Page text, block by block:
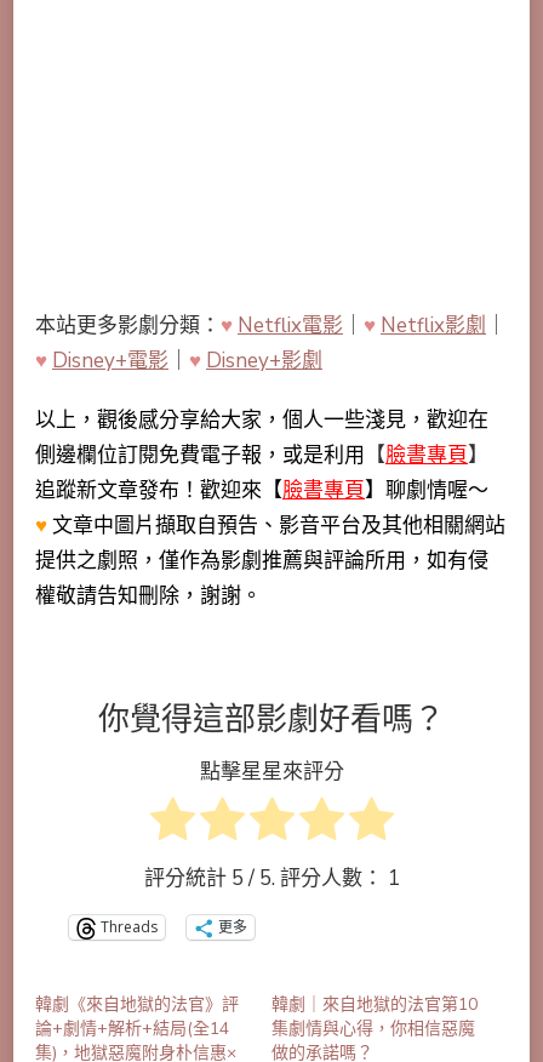
本站更多影劇分類： ♥ Netflix電影 ♥ Netflix影劇
♥ Disney+電影 ♥ Disney+影劇
以上，觀後感分享給大家，個人一些淺見，歡迎在
側邊欄位訂閱免費電子報，或是利用 【臉書專頁】
追蹤新文章發布！歡迎來【臉書專頁】聊劇情喔～
♥文章中圖片擷取自預告、影音平台及其他相關網站
提供之劇照，僅作為影劇推薦與評論所用，如有侵
權敬請告知刪除，謝謝。
你覺得這部影劇好看嗎？
點擊星星來評分
評分統計 5/ 5. 評分人數： 1
Threads 更多
韓劇《來自地獄的法官》評
論+劇情+解析+結局(全14
集)，地獄惡魔附身朴信惠×
韓劇｜來自地獄的法官第10
集劇情與心得，你相信惡魔
做的承諾嗎？